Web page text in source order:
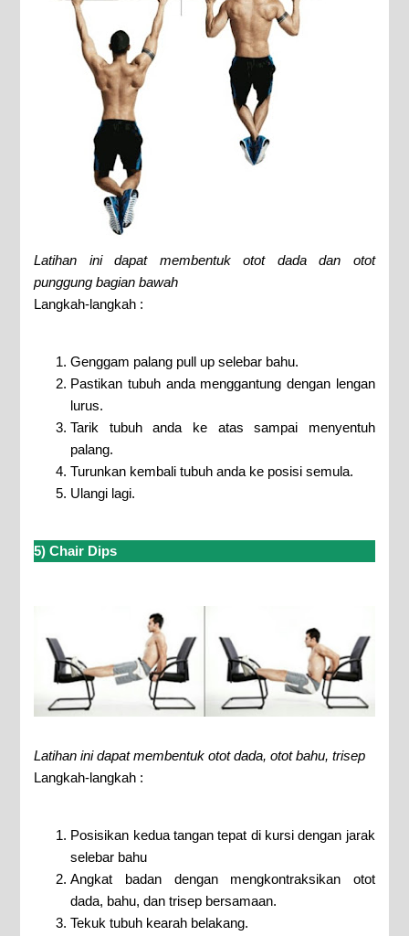
Latihan ini dapat membentuk otot dada dan otot
punggung bagian bawah
Langkah-langkah :
Genggam palang pull up selebar bahu.
Pastikan tubuh anda menggantung dengan lengan
lurus.
Tarik tubuh anda ke atas sampai menyentuh
palang.
Turunkan kembali tubuh anda ke posisi semula.
Ulangi lagi.
5) Chair Dips
Latihan ini dapat membentuk otot dada, otot bahu, trisep
Langkah-langkah :
Posisikan kedua tangan tepat di kursi dengan jarak
selebar bahu
Angkat badan dengan mengkontraksikan otot
dada, bahu, dan trisep bersamaan.
Tekuk tubuh kearah belakang.